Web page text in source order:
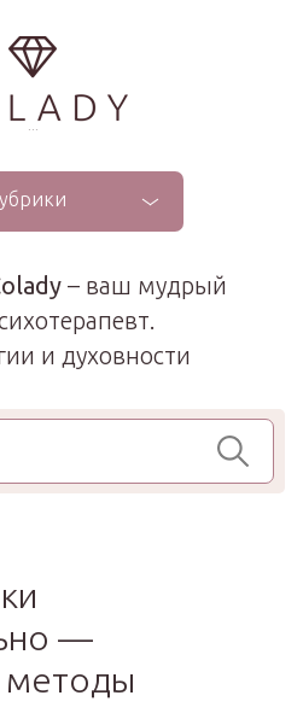
...
– ваш мудрый
и духовности
—
методы